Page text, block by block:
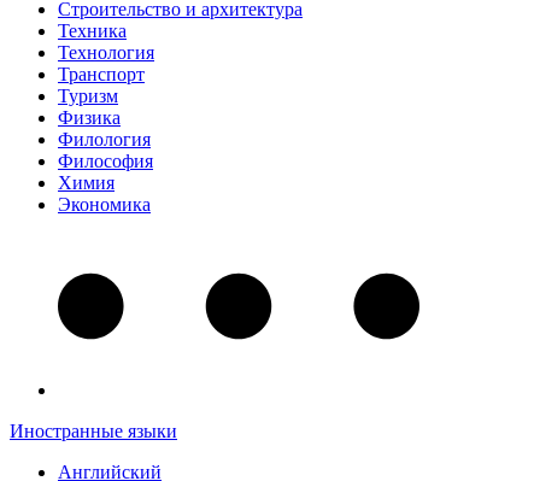
Строительство и архитектура
Техника
Технология
Транспорт
Туризм
Физика
Филология
Философия
Химия
Экономика
Иностранные языки
Английский